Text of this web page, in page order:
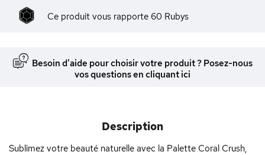
Ce produit vous rapporte 60 Rubys
Besoin d'aide pour choisir votre produit ? Posez-nous
vos questions en cliquant ici
Description
Sublimez votre beauté naturelle avec la Palette Coral Crush,